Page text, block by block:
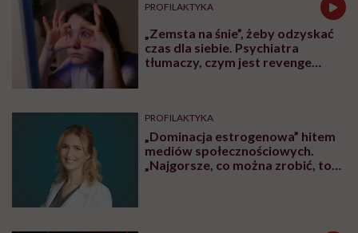
PROFILAKTYKA
„Zemsta na śnie”, żeby odzyskać
czas dla siebie. Psychiatra
tłumaczy, czym jest revenge
PROFILAKTYKA
„Dominacja estrogenowa” hitem
mediów społecznościowych.
„Najgorsze, co można zrobić, to